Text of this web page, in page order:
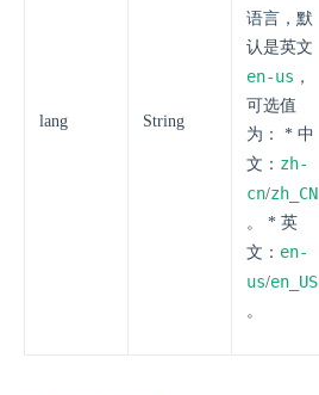
lang String
语言，默
认是英文
en-us ，
可选值
为： * 中
文： zh-
cn/zh_CN
。 * 英
文： en-
us/en_US
。